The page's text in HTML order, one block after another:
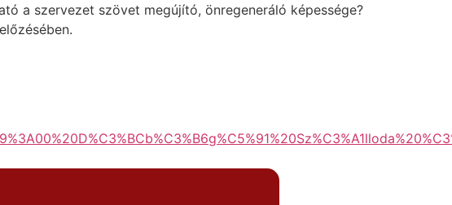
a szervezet szövet megújító, önregeneráló képessége?